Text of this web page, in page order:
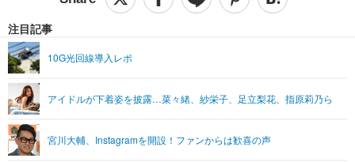
ショッピング その他
エンタメTOP 映画・ドラマ
グラビア ブログ
ショッピング その他
ライフTOP
リリース一覧
プッシュ通知の停止方法
注目記事
10G光回線導入レポ
アイドルが下着姿を披露…菜々緒、紗栄子、足立梨花、指原莉乃ら
宮川大輔、Instagramを開設！ファンからは歓喜の声